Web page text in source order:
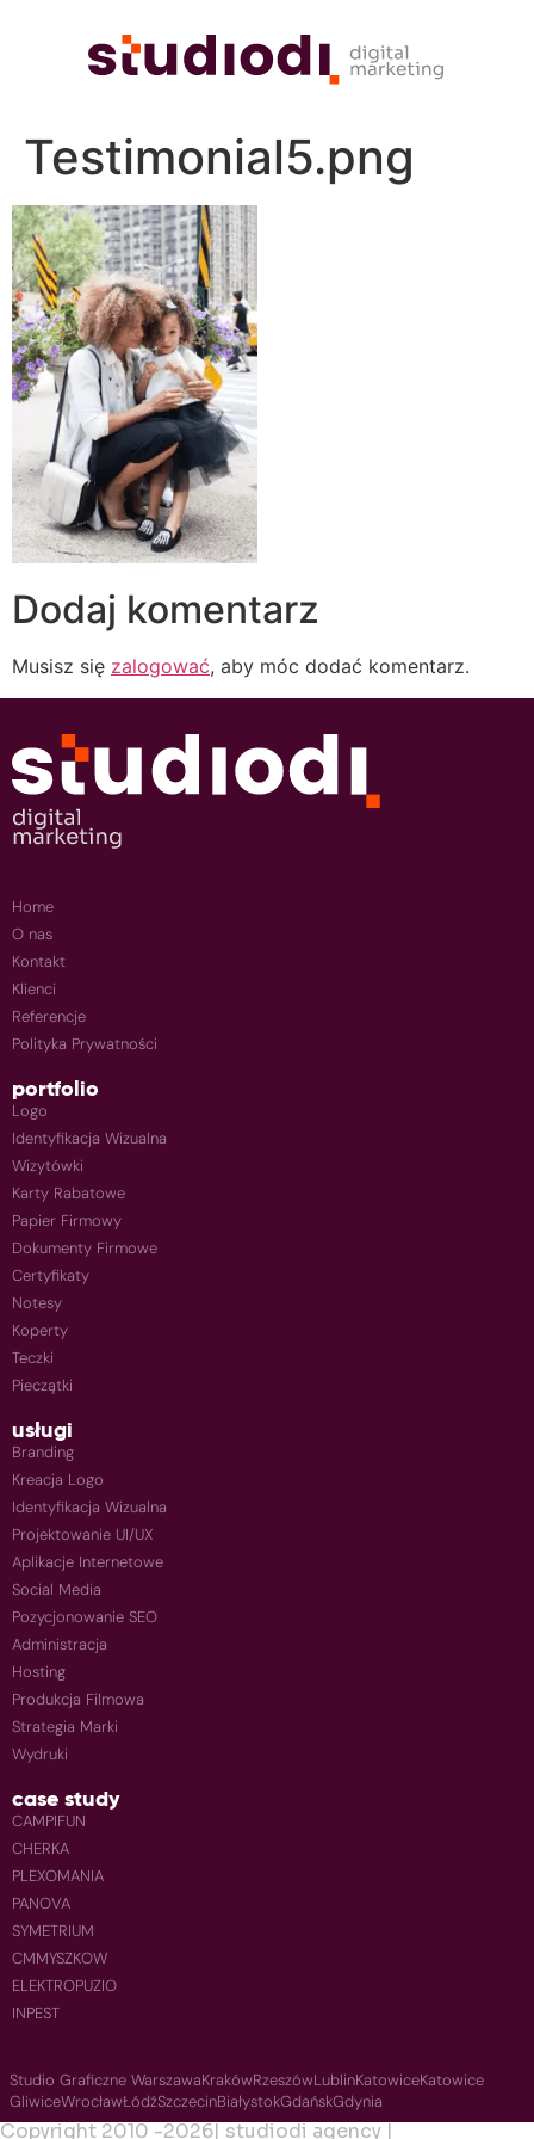
Testimonial5.png
Dodaj komentarz
Musisz się zalogować, aby móc dodać komentarz.
Home
O nas
Kontakt
Klienci
Referencje
Polityka Prywatności
portfolio
Logo
Identyfikacja Wizualna
Wizytówki
Karty Rabatowe
Papier Firmowy
Dokumenty Firmowe
Certyfikaty
Notesy
Koperty
Teczki
Pieczątki
usługi
Branding
Kreacja Logo
Identyfikacja Wizualna
Projektowanie UI/UX
Aplikacje Internetowe
Social Media
Pozycjonowanie SEO
Administracja
Hosting
Produkcja Filmowa
Strategia Marki
Wydruki
case study
CAMPIFUN
CHERKA
PLEXOMANIA
PANOVA
SYMETRIUM
CMMYSZKOW
ELEKTROPUZIO
INPEST
Studio Graficzne WarszawaKrakówRzeszówLublinKatowiceKatowice
GliwiceWrocławŁódźSzczecinBiałystokGdańskGdynia
Copyright 2010 -2026| studiodi agency |